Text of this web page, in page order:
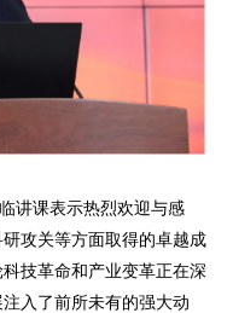
讲课表示热烈欢迎与感
攻关等方面取得的卓越成
技革命和产业变革正在深
入了前所未有的强大动